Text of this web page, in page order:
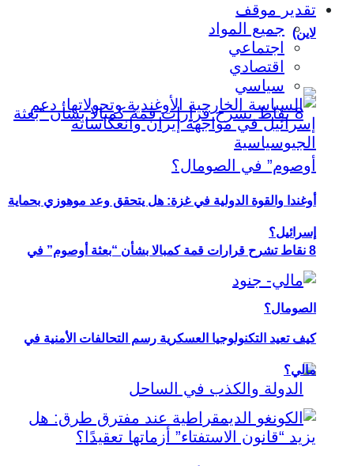
لاين)
8 نقاط تشرح قرارات قمة كمبالا بشأن “بعثة أوصوم” في
الصومال؟
تقدير موقف
جميع المواد
اجتماعي
اقتصادي
سياسي
أوغندا والقوة الدولية في غزة: هل يتحقق وعد موهوزي بحماية
إسرائيل؟
كيف تعيد التكنولوجيا العسكرية رسم التحالفات الأمنية في
مالي؟